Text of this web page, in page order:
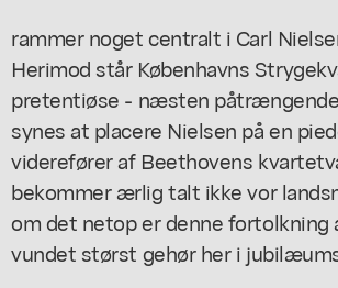
rammer noget centralt i Carl
Herimod står Københavns
pretentiøse - næsten
synes at placere Nielsen på en
viderefører af Beethovens
bekommer ærlig talt ikke vor
om det netop er denne fortolkning
vundet størst gehør her i